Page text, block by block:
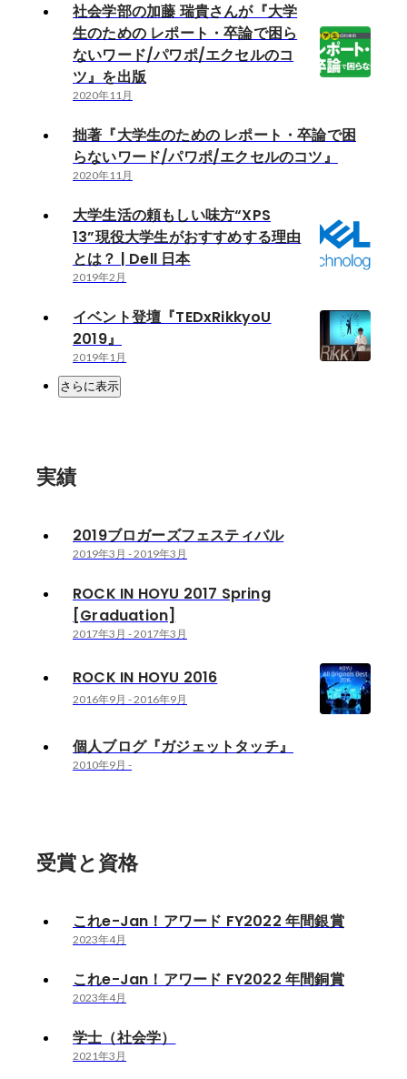
社会学部の加藤 瑞貴さんが『大学
生のための レポート・卒論で困ら
ないワード/パワポ/エクセルのコ
ツ』を出版
2020年11月
拙著『大学生のための レポート・卒論で困
らないワード/パワポ/エクセルのコツ』
2020年11月
大学生活の頼もしい味方“XPS
13”現役大学生がおすすめする理由
とは？ | Dell 日本
2019年2月
イベント登壇『TEDxRikkyoU
2019』
2019年1月
さらに表示
実績
2019ブロガーズフェスティバル
2019年3月 -2019年3月
ROCK IN HOYU 2017 Spring
[Graduation]
2017年3月 -2017年3月
ROCK IN HOYU 2016
2016年9月 -2016年9月
個人ブログ『ガジェットタッチ』
2010年9月 -
受賞と資格
これe-Jan！アワード FY2022 年間銀賞
2023年4月
これe-Jan！アワード FY2022 年間銅賞
2023年4月
学士（社会学）
2021年3月